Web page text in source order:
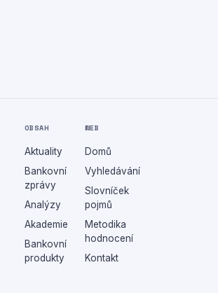
OBSAH
Aktuality
Bankovní
zprávy
Analýzy
Akademie
Bankovní
produkty
WEB
Domů
Vyhledávání
Slovníček
pojmů
Metodika
hodnocení
Kontakt